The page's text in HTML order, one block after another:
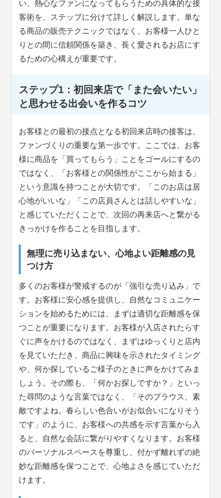
い、熱心なファンになってもらうための具体的な接
客術を、ステップに分けて詳しく解説します。単な
る商品の販売テクニックではなく、お客様一人ひと
りとの間に信頼関係を築き、長く愛されるお店にす
るための心構えが重要です。
ステップ1：初回来店で「また会いたい」
と思わせる出会いを作るコツ
お客様との最初の接点となる初回来店時の接客は、
ファンづくりの重要な第一歩です。ここでは、お客
様に商品を「買ってもらう」ことをゴールにするの
ではなく、「お客様との関係性がここから始まる」
という意識を持つことが大切です。「このお店は居
心地がいいな」「この店員さんとは話しやすいな」
と感じていただくことで、次回の再来店へと繋がる
きっかけを作ることを目指します。
無理に売り込まない、心地よい距離感の見
つけ方
多くのお客様が警戒するのが「強引な売り込み」で
す。お客様に安心感を提供し、自然なコミュニケー
ションを始めるためには、まずは適切な距離感を保
つことが重要になります。お客様が入店されたらす
ぐに声をかけるのではなく、まずはゆっくりと店内
を見ていただき、商品に興味を示されたタイミング
や、何か探しているご様子のときに声をかけてみま
しょう。その際も、「何かお探しですか？」といっ
た尋問のような言葉ではなく、「そのブラウス、素
敵ですよね。春らしい色合いがお似合いになりそう
です」のように、お客様への共感を示す言葉から入
ると、自然な会話に繋がりやすくなります。お客様
のパーソナルスペースを尊重し、付かず離れずの絶
妙な距離感を保つことで、心地よさを感じていただ
けます。